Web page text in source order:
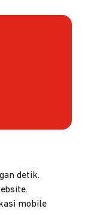
detik.
mobile